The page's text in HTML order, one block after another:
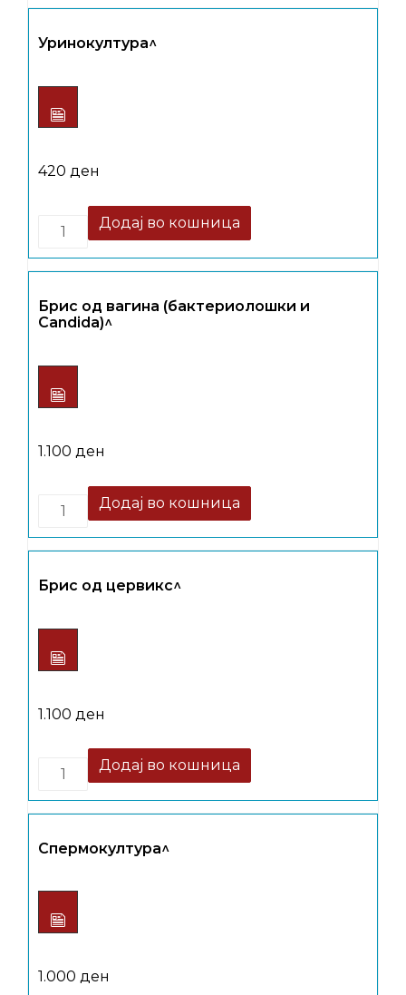
Уринокултура^
420 ден
Quantity
Додај во кошница
Брис од вагина (бактериолошки и
Candida)^
1.100 ден
Quantity
Додај во кошница
Брис од цервикс^
1.100 ден
Quantity
Додај во кошница
Спермокултура^
1.000 ден